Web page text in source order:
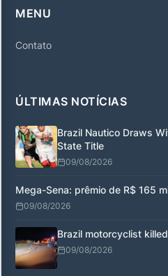
MENU
Contato
ÚLTIMAS NOTÍCIAS
Brazil Nautico Draws
State Title
09/08/2026
Mega-Sena: prêmio de R$ 165
09/08/2026
Brazil motorcyclist
09/08/2026